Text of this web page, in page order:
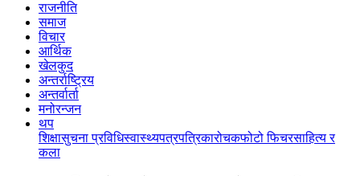
राजनीति
समाज
विचार
आर्थिक
खेलकुद
अन्तर्राष्ट्रिय
अन्तर्वार्ता
मनोरन्जन
थप
शिक्षासुचना प्रविधिस्वास्थ्यपत्रपत्रिकारोचकफोटो फिचरसाहित्य र
कला